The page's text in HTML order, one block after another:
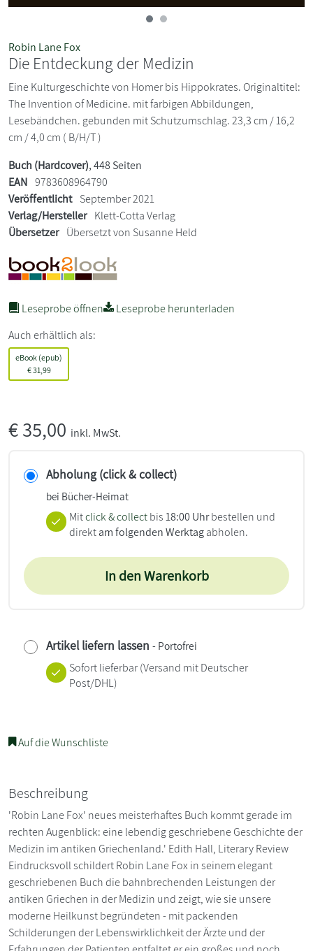
Robin Lane Fox
Die Entdeckung der Medizin
Eine Kulturgeschichte von Homer bis Hippokrates. Originaltitel:
The Invention of Medicine. mit farbigen Abbildungen,
Lesebändchen. gebunden mit Schutzumschlag. 23,3 cm / 16,2
cm / 4,0 cm ( B/H/T )
Buch (Hardcover), 448 Seiten
EAN 9783608964790
Veröffentlicht September 2021
Verlag/Hersteller Klett-Cotta Verlag
Übersetzer Übersetzt von Susanne Held
Leseprobe öffnen
Leseprobe herunterladen
Auch erhältlich als:
eBook (epub)
€31,99
€35,00 inkl. MwSt.
Abholung (click & collect)
bei Bücher-Heimat
Mitclick & collect bis18:00 Uhrbestellen und
direktam folgenden Werktagabholen.
In den Warenkorb
Artikel liefern lassen - Portofrei
Sofort lieferbar(Versand mit Deutscher
Post/DHL)
Auf die Wunschliste
Beschreibung
'Robin Lane Fox' neues meisterhaftes Buch kommt gerade im
rechten Augenblick: eine lebendig geschriebene Geschichte der
Medizin im antiken Griechenland.' Edith Hall, Literary Review
Eindrucksvoll schildert Robin Lane Fox in seinem elegant
geschriebenen Buch die bahnbrechenden Leistungen der
antiken Griechen in der Medizin und zeigt, wie sie unsere
moderne Heilkunst begründeten - mit packenden
Schilderungen der Lebenswirklichkeit der Ärzte und der